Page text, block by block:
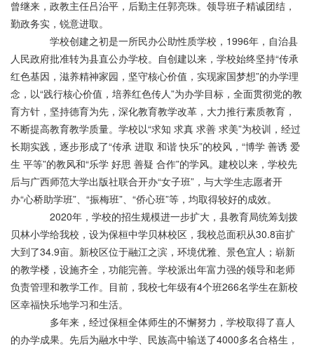
曾继来，政教主任吕治平，后勤主任郭亮珠。领导班子精诚团结，
勤政务实，锐意进取。
学校创建之初是一所民办公助性质学校，1996年，自治县
人民政府批准转为县直公办学校。自创建以来，学校始终坚持“传承
红色基因，滋养精神家园，坚守核心价值，实现家国梦想”的办学理
念，以“践行核心价值，培养红色传人”为办学目标，全面贯彻党的教
育方针，坚持德育为先，深化教育教学改革，大力推行素质教育，
不断提高教育教学质量。学校以“求知 求真 求善 求美”为校训，经过
长期实践，逐步形成了“传承 进取 和谐 快乐”的校风，“博学 善诱 爱
生 平等”的教风和“乐学 好思 善疑 合作”的学风。建校以来，学校先
后与广西师范大学出版社联合开办“女子班”，与大学生志愿者开
办“心桥助学班”、“振梅班”、“侨心班”等，均取得较好的成效。
2020年，学校的招生规模进一步扩大，县教育局统筹划拨
贝林小学给我校，设为保桓中学贝林校区，我校总面积从30.8亩扩
大到了34.9亩。新校区位于融江之滨，环境优雅、景色宜人；崭新
的教学楼，设施齐全，功能完善。学校派出年富力强的领导和老师
负责管理和教学工作。目前，我校七年级有4个班266名学生在新校
区幸福快乐地学习和生活。
多年来，经过保桓全体师生的不懈努力，学校取得了喜人
的办学成果。先后为融水中学、民族高中输送了4000多名合格生，